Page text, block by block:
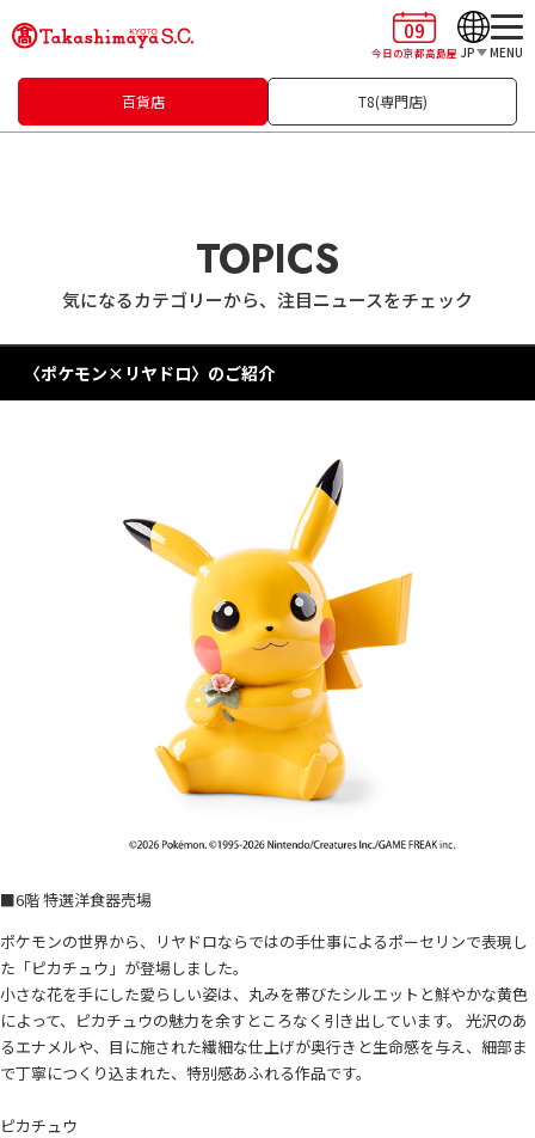
09
今日の京都高島屋 JP MENU
百貨店 T8(専門店)
TOPICS
気になるカテゴリーから、注目ニュースをチェック
〈ポケモン×リヤドロ〉のご紹介
■6階 特選洋食器売場
ポケモンの世界から、リヤドロならではの手仕事によるポーセリンで表現し
た「ピカチュウ」が登場しました。
小さな花を手にした愛らしい姿は、丸みを帯びたシルエットと鮮やかな黄色
によって、ピカチュウの魅力を余すところなく引き出しています。 光沢のあ
るエナメルや、目に施された繊細な仕上げが奥行きと生命感を与え、細部ま
で丁寧につくり込まれた、特別感あふれる作品です。
ピカチュウ